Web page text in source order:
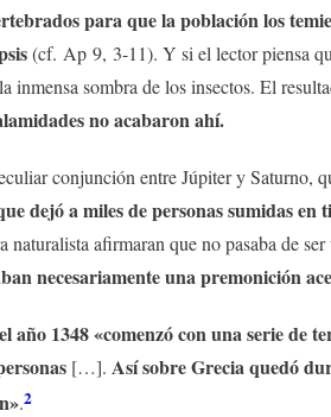
para que la población los
(cf. Ap 9, 3-11). Y si el lector piensa
sombra de los insectos. El
no acabaron ahí.
conjunción entre Júpiter y Saturno,
dejó a miles de personas sumidas en
afirmaran que no pasaba de
necesariamente una premonición
el año 1348 «comenzó con una serie de
[…]. Así sobre Grecia quedó
.2